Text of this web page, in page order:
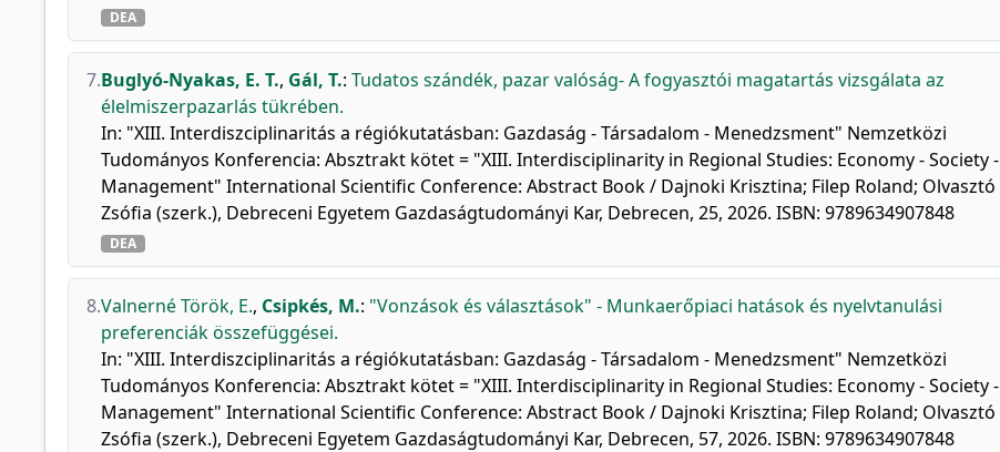
DEA
7.Buglyó-Nyakas, E. T., Gál, T.: Tudatos szándék, pazar valóság- A fogyasztói magatartás vizsgálata az
élelmiszerpazarlás tükrében.
In: "XIII. Interdiszciplinaritás a régiókutatásban: Gazdaság - Társadalom - Menedzsment" Nemzetközi
Tudományos Konferencia: Absztrakt kötet = "XIII. Interdisciplinarity in Regional Studies: Economy - Society -
Management" International Scientific Conference: Abstract Book / Dajnoki Krisztina; Filep Roland; Olvasztó
Zsófia (szerk.), Debreceni Egyetem Gazdaságtudományi Kar, Debrecen, 25, 2026. ISBN: 9789634907848
DEA
8.Valnerné Török, E., Csipkés, M.: "Vonzások és választások" - Munkaerőpiaci hatások és nyelvtanulási
preferenciák összefüggései.
In: "XIII. Interdiszciplinaritás a régiókutatásban: Gazdaság - Társadalom - Menedzsment" Nemzetközi
Tudományos Konferencia: Absztrakt kötet = "XIII. Interdisciplinarity in Regional Studies: Economy - Society -
Management" International Scientific Conference: Abstract Book / Dajnoki Krisztina; Filep Roland; Olvasztó
Zsófia (szerk.), Debreceni Egyetem Gazdaságtudományi Kar, Debrecen, 57, 2026. ISBN: 9789634907848